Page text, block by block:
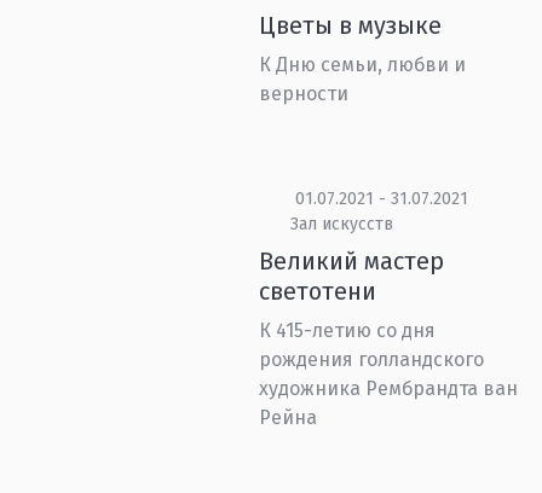
Цветы в музыке
К Дню семьи, любви и
верности
01.07.2021 - 31.07.2021
Зал искусств
Великий мастер
светотени
К 415-летию со дня
рождения голландского
художника Рембрандта ван
Рейна